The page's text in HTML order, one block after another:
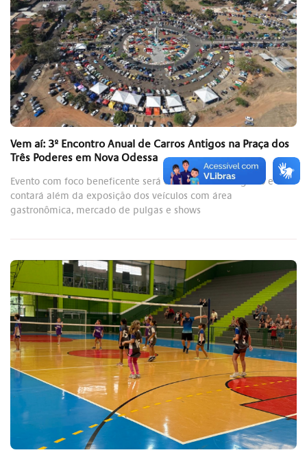
Vem aí: 3º Encontro Anual de Carros Antigos na Praça dos
Três Poderes em Nova Odessa
Evento com foco beneficente será dias 29 e 30 de agosto e
contará além da exposição dos veículos com área
gastronômica, mercado de pulgas e shows